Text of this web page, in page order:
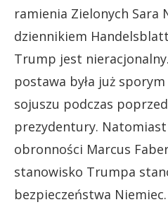
ramienia Zielonych Sara
dziennikiem
Trump jest
postawa była już
sojuszu podczas
prezydentury.
obronności Marcus
stanowisko Trumpa
bezpieczeństwa